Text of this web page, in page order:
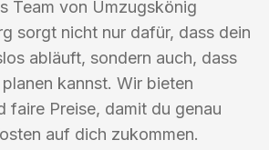
Team von Umzugskönig
sorgt nicht nur dafür, dass dein
abläuft, sondern auch, dass
kannst. Wir bieten
faire Preise, damit du genau
auf dich zukommen.